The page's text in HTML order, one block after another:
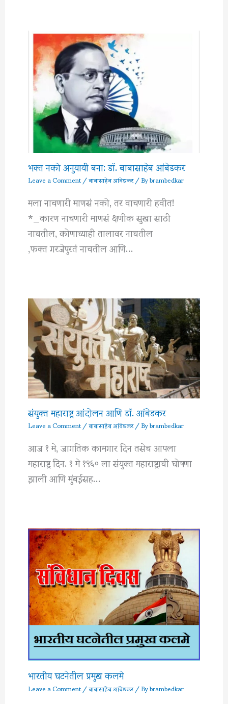
भक्त नको अनुयायी बना: डॉ. बाबासाहेब आंबेडकर
Leave a Comment/बाबासाहेब आंबेडकर/ Bybrambedkar
मला नाचणारी माणसं नको, तर वाचणारी हवीत!
*_कारण नाचणारी माणसं क्षणीक सुखा साठी
नाचतील, कोणाच्याही तालावर नाचतील
,फक्त गरजेपुरतं नाचतील आणि…
संयुक्त महाराष्ट्र आंदोलन आणि डॉ. आंबेडकर
Leave a Comment/बाबासाहेब आंबेडकर/ Bybrambedkar
आज १ मे, जागतिक कामगार दिन तसेच आपला
महाराष्ट्र दिन. १ मे १९६० ला संयुक्त महाराष्ट्राची घोषणा
झाली आणि मुंबईसह…
भारतीय घटनेतील प्रमुख कलमे
Leave a Comment/बाबासाहेब आंबेडकर/ Bybrambedkar